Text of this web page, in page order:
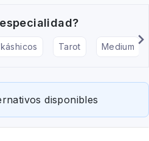
Tarot Medium
disponibles